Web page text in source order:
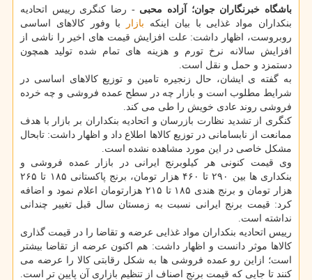
باشگاه خبرنگاران جوان؛ آزاده محبی - رضا کنگری رییس اتحادیه
بنکداران مواد غذایی با بیان اینکه بازار
با وفور کالاهای اساسی
روبروست، اظهار داشت: علت افزایش قیمت های اخیر را ناشی از
افزایش سالانه نرخ تورم و هزینه های تمام شده تولید همچون
دستمزد و حمل و نقل است.
به گفته ی ایشان، حال زنجیره تامین و توزیع کالاهای اساسی در
شرایط مطلوب است و بازار چه در سطح عمده فروشی و چه خرده
فروشی روند عادی خویش را طی می کند.
کنگری از تشدید نظارت بازرسان و اتحادیه بنکداران بر بازار با هدف
ممانعت از نابسامانی در توزیع کالاها اطلاع داد و اظهار داشت: تابحال
مشکل خاصی در این مورد مشاهده نشده است.
وی قیمت کنونی هر کیلوبرنج ایرانی در بازار عمده فروشی و
بنکداری ها بین ۲۹۰ تا ۴۶۰ هزار تومان، برنج پاکستانی ۱۸۵ تا ۲۶۵
هزار تومان و برنج هندی ۱۸۵ تا ۲۱۵ هزارتومان اعلام نمود و اضافه
کرد: قیمت برنج ایرانی نسبت به زمستان سال قبل تغییر چندانی
نداشته است.
رییس اتحادیه بنکداران مواد غذایی عرضه و تقاضا را در قیمت گذاری
کالاها موثر دانست و اظهار داشت: هم اکنون عرضه از تقاضا بیشتر
است؛ ازاین رو عمده فروشی ها به شکل رقابتی کالا را عرضه می
کنند تا جایی که قیمت برنج اصناف از تنظیم بازاری آن پایین تر است.